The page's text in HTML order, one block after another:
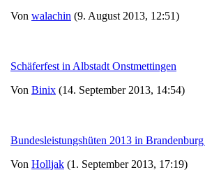
Von walachin (9. August 2013, 12:51)
Schäferfest in Albstadt Onstmettingen
Von Binix (14. September 2013, 14:54)
Bundesleistungshüten 2013 in
Von Holljak (1. September 2013, 17:19)